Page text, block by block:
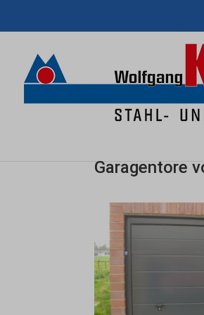
Garagentore